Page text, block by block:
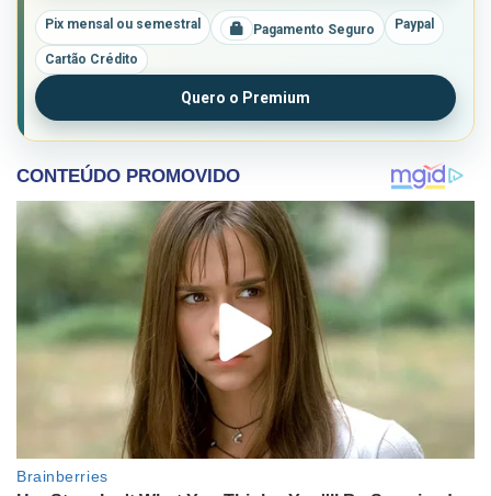
Pix mensal ou semestral Pagamento Seguro Paypal
Cartão Crédito
Quero o Premium